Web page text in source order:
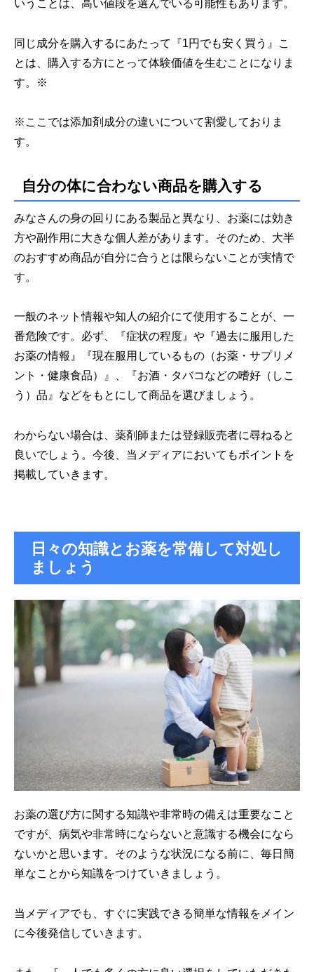
いうことは、高い値段を選んでいる可能性もあります。
同じ成分を購入するにあたって『1円でも安く買う』こ
とは、購入する方にとって体験価値を生むことになりま
す。※
※ここでは添加剤成分の違いについて割愛しておりま
す。
自分の体に合わない商品を購入する
みなさんの身の回りにある製品と異なり、お薬には効き
方や副作用に大きな個人差があります。そのため、大半
のおすすめ商品が自分に合うとは限らないことが実情で
す。
一般のネット情報や知人の紹介にて使用することが、一
番危険です。必ず、『症状の程度』や『過去に服用した
お薬の情報』『現在服用しているもの（お薬・サプリメ
ント・健康食品）』、『お酒・タバコなどの嗜好（しこ
う）品』などをもとにして商品を選びましょう。
わからない場合は、薬剤師または登録販売者に尋ねると
良いでしょう。今後、当メディアにおいてもポイントを
掲載していきます。
日々の知識とお薬を常備して対処し
ましょう
お薬の選び方に関する知識や非常時の備えは重要なこと
ですが、病気や非常時にならないと意識する機会になら
ないかと思います。そのような状況になる前に、毎日簡
単なことから知識をつけていきましょう。
当メディアでも、すぐに実践できる簡単な情報をメイン
に今後発信していきます。